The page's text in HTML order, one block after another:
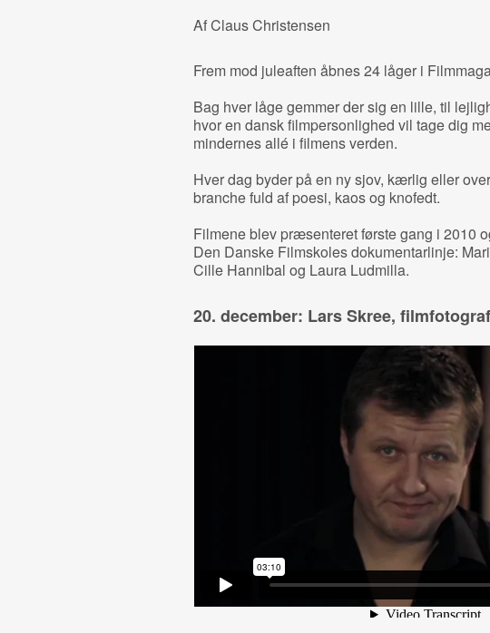
Af Claus Christensen
Frem mod juleaften åbnes 24 låger i
Bag hver låge gemmer der sig en lille, til
hvor en dansk filmpersonlighed vil tage dig
mindernes allé i filmens verden.
Hver dag byder på en ny sjov, kærlig eller
branche fuld af poesi, kaos og knofedt.
Filmene blev præsenteret første gang i 2010
Den Danske Filmskoles dokumentarlinje:
Cille Hannibal og Laura Ludmilla.
20. december: Lars Skree, filmfotograf